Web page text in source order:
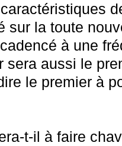
sur la toute
à une
sera aussi le
le premier à
t-il à faire